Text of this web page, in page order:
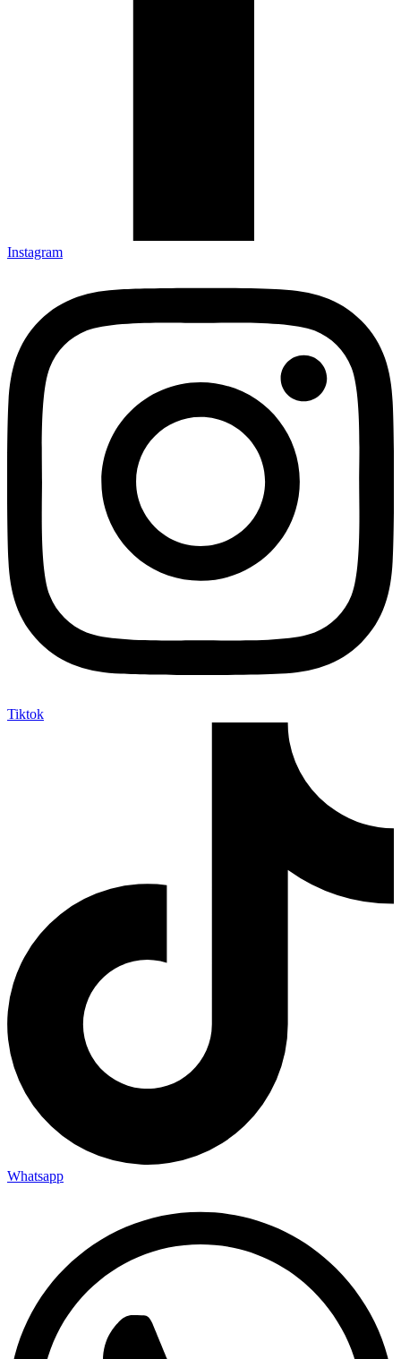
Instagram
Tiktok
Whatsapp